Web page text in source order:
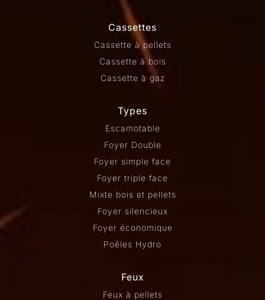
Cassettes
Cassette à pellets
Cassette à bois
Cassette à gaz
Types
Escamotable
Foyer Double
Foyer simple face
Foyer triple face
Mixte bois et pellets
Foyer silencieux
Foyer économique
Poêles Hydro
Feux
Feux à pellets